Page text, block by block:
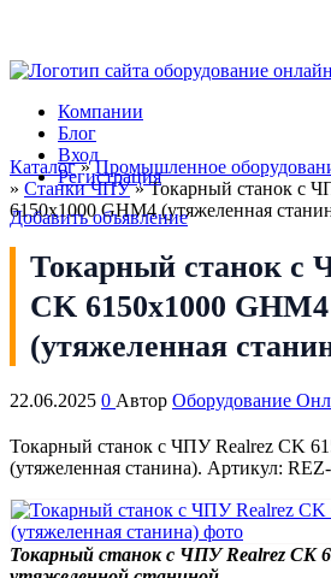
Компании
Блог
Вход
Регистрация
Добавить объявление
Каталог»Промышленное
» Станки ЧПУ»Токарный станок с
6150х1000 GHM4 (утяжеленная
Токарный станок с
CK 6150х1000 GHM4
(утяжеленная
22.06.2025 0 Автор Оборудование
Токарный станок с ЧПУ Realrez CK
(утяжеленная станина). Артикул:
Токарный станок с ЧПУ Realrez CK